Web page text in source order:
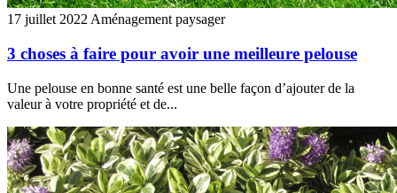
17 juillet 2022 Aménagement paysager
3 choses à faire pour avoir une meilleure pelouse
Une pelouse en bonne santé est une belle façon d’ajouter de la
valeur à votre propriété et de...